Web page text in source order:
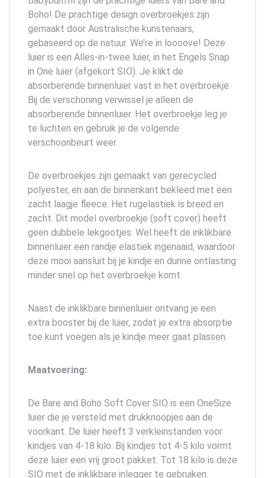
Boho! De prachtige design overbroekjes zijn
gemaakt door Australische kunstenaars,
gebaseerd op de natuur. We’re in loooove! Deze
luier is een Alles-in-twee luier, in het Engels Snap
in One luier (afgekort SIO). Je klikt de
absorberende binnenluier vast in het overbroekje.
Bij de verschoning verwissel je alleen de
absorberende binnenluier. Het overbroekje leg je
te luchten en gebruik je de volgende
verschoonbeurt weer.
De overbroekjes zijn gemaakt van gerecycled
polyester, en aan de binnenkant bekleed met een
zacht laagje fleece. Het rugelastiek is breed en
zacht. Dit model overbroekje (soft cover) heeft
geen dubbele lekgootjes. Wel heeft de inklikbare
binnenluier een randje elastiek ingenaaid, waardoor
deze mooi aansluit bij je kindje en dunne ontlasting
minder snel op het overbroekje komt.
Naast de inklikbare binnenluier ontvang je een
extra booster bij de luier, zodat je extra absorptie
toe kunt voegen als je kindje meer gaat plassen.
Maatvoering:
De Bare and Boho Soft Cover SIO is een OneSize
luier die je versteld met drukknoopjes aan de
voorkant. De luier heeft 3 verkleinstanden voor
kindjes van 4-18 kilo. Bij kindjes tot 4-5 kilo vormt
deze luier een vrij groot pakket. Tot 18 kilo is deze
SIO met de inklikbare inlegger te gebruiken.